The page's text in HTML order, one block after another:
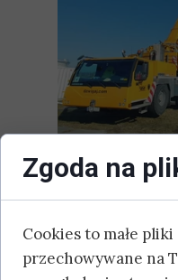
Zgoda na
Cookies to małe
przechowywane na